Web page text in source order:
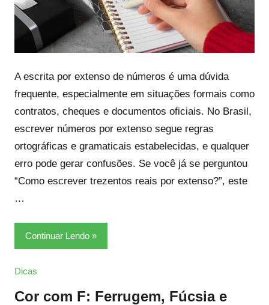
A escrita por extenso de números é uma dúvida
frequente, especialmente em situações formais como
contratos, cheques e documentos oficiais. No Brasil,
escrever números por extenso segue regras
ortográficas e gramaticais estabelecidas, e qualquer
erro pode gerar confusões. Se você já se perguntou
“Como escrever trezentos reais por extenso?”, este
…
Continuar Lendo
Dicas
Cor com F: Ferrugem, Fúcsia e